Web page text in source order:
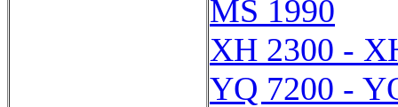
MS 1990
XH 2300 -
YQ 7200 -